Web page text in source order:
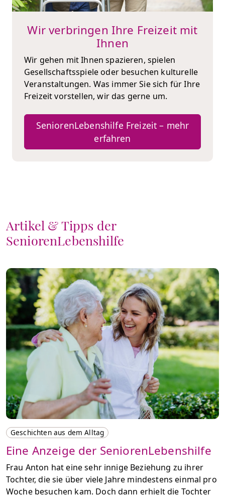
Wir verbringen Ihre Freizeit mit
Ihnen
Wir gehen mit Ihnen spazieren, spielen
Gesellschaftsspiele oder besuchen kulturelle
Veranstaltungen. Was immer Sie sich für Ihre
Freizeit vorstellen, wir das gerne um.
SeniorenLebenshilfe Freizeit – mehr
erfahren
Artikel & Tipps der
SeniorenLebenshilfe
Geschichten aus dem Alltag
Eine Anzeige der SeniorenLebenshilfe
Frau Anton hat eine sehr innige Beziehung zu ihrer
Tochter, die sie über viele Jahre mindestens einmal pro
Woche besuchen kam. Doch dann erhielt die Tochter